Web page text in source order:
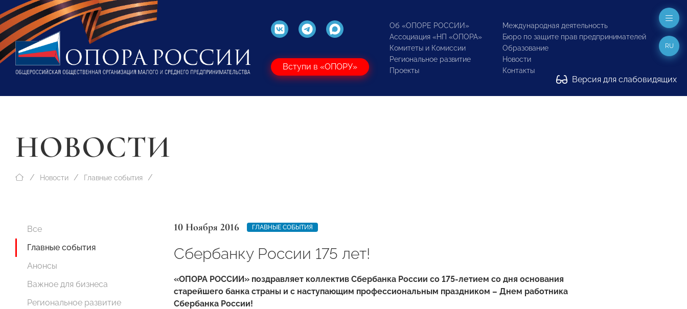
Вступи в «ОПОРУ»
Об «ОПОРЕ РОССИИ»
Ассоциация «НП «ОПОРА»
Комитеты и Комиссии
Региональное развитие
Проекты
Международная деятельность
Бюро по защите прав предпринимателей
Образование
Новости
Контакты
Версия для слабовидящих
RU
НОВОСТИ
Новости Главные события
Все
Главные события
Анонсы
Важное для бизнеса
Региональное развитие
10 Ноября 2016 ГЛАВНЫЕ СОБЫТИЯ
Сбербанку России 175 лет!
«ОПОРА РОССИИ» поздравляет коллектив Сбербанка России со 175-летием со дня основания
старейшего банка страны и с наступающим профессиональным праздником – Днем работника
Сбербанка России!